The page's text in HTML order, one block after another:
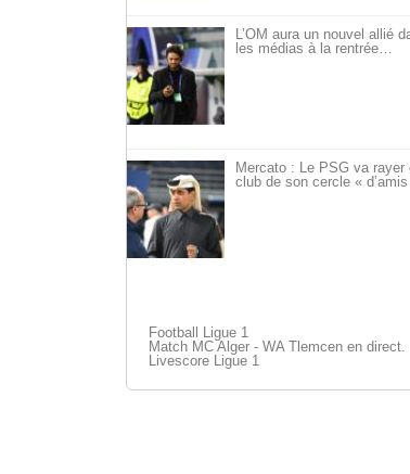
L’OM aura un nouvel allié
les médias à la rentrée…
Mercato : Le PSG va rayer
club de son cercle «
Football Ligue 1
Match MC Alger - WA Tlemcen en direct.
Livescore Ligue 1